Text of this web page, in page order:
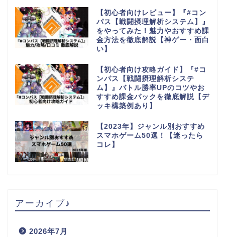
【初心者向けレビュー】『#コン
パス【戦闘摂理解析システム】』
をやってみた！魅力やおすすめ課
金方法を徹底解説【神ゲー・面白
い】
【初心者向け攻略ガイド】『#コ
ンパス【戦闘摂理解析システ
ム】』バトル勝率UPのコツやお
すすめ課金パックを徹底解説【デ
ッキ構築例あり】
【2023年】ジャンル別おすすめ
スマホゲーム50選！【迷ったら
コレ】
アーカイブ♪
2026年7月